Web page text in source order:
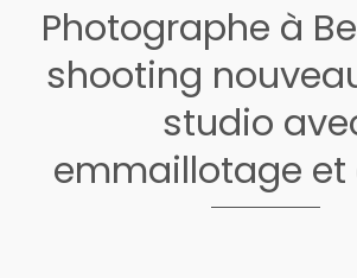
Photographe à
shooting
studio
emmaillotage et